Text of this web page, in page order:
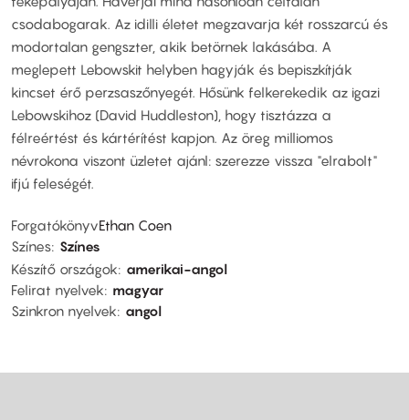
csodabogarak. Az idilli életet megzavarja két rosszarcú és
modortalan gengszter, akik betörnek lakásába. A
meglepett Lebowskit helyben hagyják és bepiszkítják
kincset érő perzsaszőnyegét. Hősünk felkerekedik az igazi
Lebowskihoz (David Huddleston), hogy tisztázza a
félreértést és kártérítést kapjon. Az öreg milliomos
névrokona viszont üzletet ajánl: szerezze vissza "elrabolt"
ifjú feleségét.
ForgatókönyvEthan Coen
Színes Színes
Készítő országok
amerikai-angol
Felirat nyelvek
magyar
Szinkron nyelvek
angol